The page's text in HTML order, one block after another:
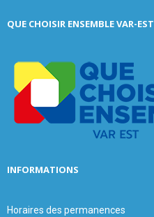
h
QUE CHOISIR ENSEMBLE VAR-EST
INFORMATIONS
Horaires des permanences